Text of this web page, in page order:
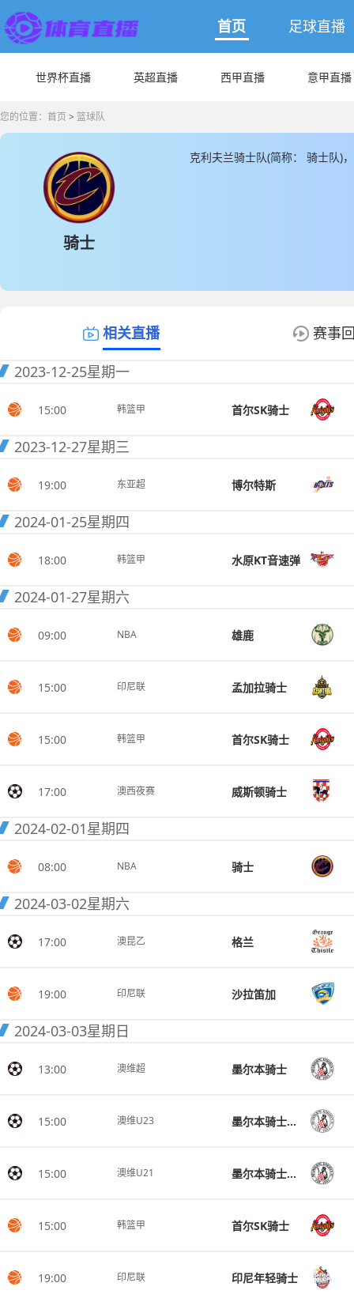
首页 足球直播
世界杯直播 英超直播 西甲直播 意甲直播
您的位置： 首页 > 篮球队
骑士
克利夫兰骑士队(简称： 骑士队)
相关直播 赛事
2023-12-25星期一
15:00 韩篮甲 首尔SK骑士
2023-12-27星期三
19:00 东亚超 博尔特斯
2024-01-25星期四
18:00 韩篮甲 水原KT音速弹
2024-01-27星期六
09:00 NBA 雄鹿
15:00 印尼联 孟加拉骑士
15:00 韩篮甲 首尔SK骑士
17:00 澳西夜赛 威斯顿骑士
2024-02-01星期四
08:00 NBA 骑士
2024-03-02星期六
17:00 澳昆乙 格兰
19:00 印尼联 沙拉笛加
2024-03-03星期日
13:00 澳维超 墨尔本骑士
15:00 澳维U23 墨尔本骑士U23
15:00 澳维U21 墨尔本骑士U21
15:00 韩篮甲 首尔SK骑士
19:00 印尼联 印尼年轻骑士